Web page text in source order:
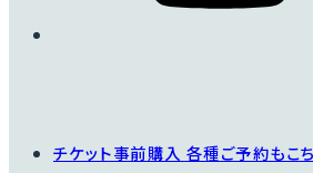
チケット事前購入 各種ご予約もこ